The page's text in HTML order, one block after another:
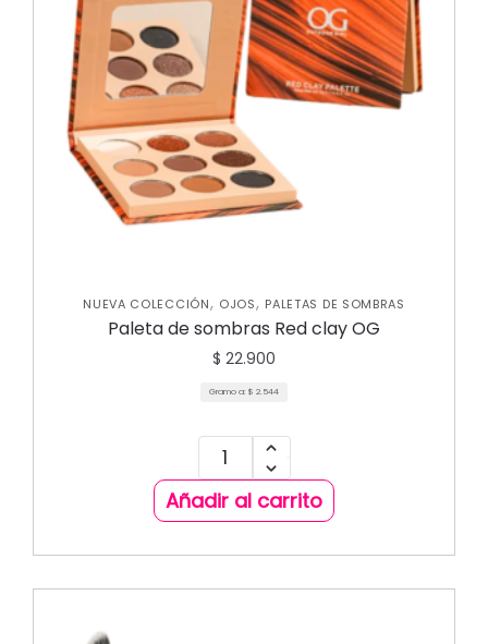
NUEVA COLECCIÓN, OJOS, PALETAS DE SOMBRAS
Paleta de sombras Red clay OG
$ 22.900
Gramo a: $ 2.544
Añadir al carrito